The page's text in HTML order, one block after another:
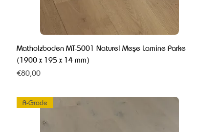
Matholzboden MT-5001 Naturel Meşe Lamine Parke
(1900 x 195 x 14 mm)
Fiyat
€80,00
A-Grade